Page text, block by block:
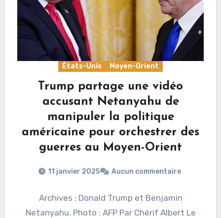
États-Unis Moyen-Orient
Trump partage une vidéo
accusant Netanyahu de
manipuler la politique
américaine pour orchestrer des
guerres au Moyen-Orient
11 janvier 2025 Aucun commentaire
Archives : Donald Trump et Benjamin
Netanyahu. Photo : AFP Par Chérif Albert Le